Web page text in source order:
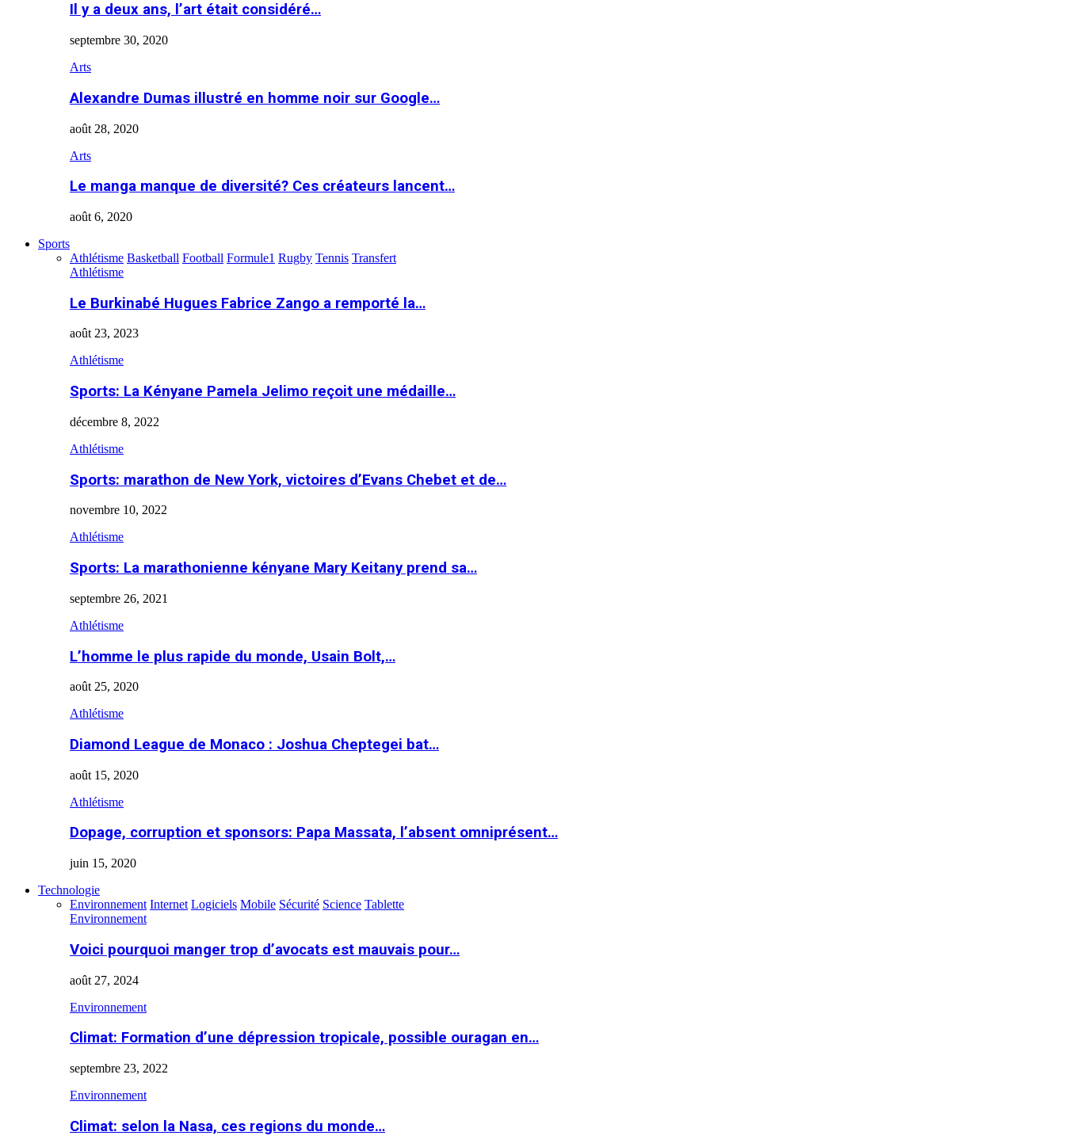
Il y a deux ans, l’art était considéré…
septembre 30, 2020
Arts
Alexandre Dumas illustré en homme noir sur Google…
août 28, 2020
Arts
Le manga manque de diversité? Ces créateurs lancent…
août 6, 2020
Sports
Athlétisme Basketball Football Formule1 Rugby Tennis Transfert
Athlétisme
Le Burkinabé Hugues Fabrice Zango a remporté la…
août 23, 2023
Athlétisme
Sports: La Kényane Pamela Jelimo reçoit une médaille…
décembre 8, 2022
Athlétisme
Sports: marathon de New York, victoires d’Evans Chebet et de…
novembre 10, 2022
Athlétisme
Sports: La marathonienne kényane Mary Keitany prend sa…
septembre 26, 2021
Athlétisme
L’homme le plus rapide du monde, Usain Bolt,…
août 25, 2020
Athlétisme
Diamond League de Monaco : Joshua Cheptegei bat…
août 15, 2020
Athlétisme
Dopage, corruption et sponsors: Papa Massata, l’absent omniprésent…
juin 15, 2020
Technologie
Environnement Internet Logiciels Mobile Sécurité Science Tablette
Environnement
Voici pourquoi manger trop d’avocats est mauvais pour…
août 27, 2024
Environnement
Climat: Formation d’une dépression tropicale, possible ouragan en…
septembre 23, 2022
Environnement
Climat: selon la Nasa, ces regions du monde…